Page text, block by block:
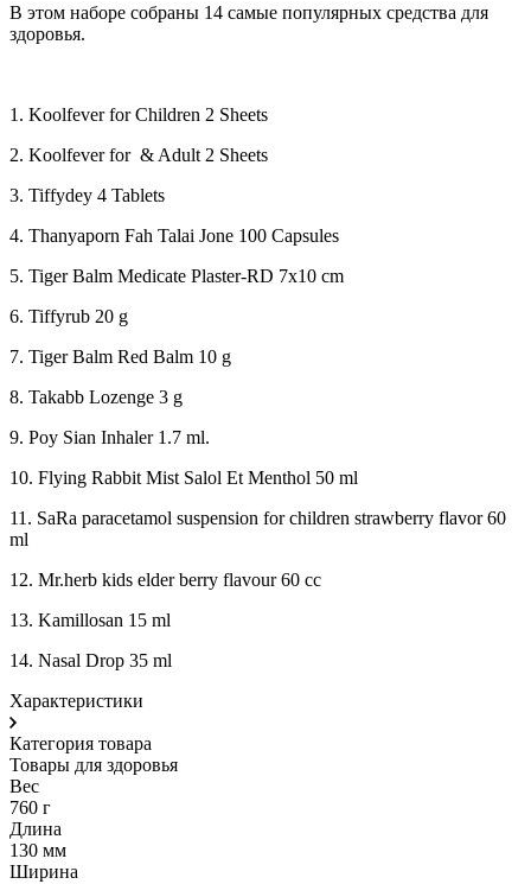
В этом наборе собраны 14 самые популярных средства для
здоровья.
1. Koolfever for Children 2 Sheets
2. Koolfever for & Adult 2 Sheets
3. Tiffydey 4 Tablets
4. Thanyaporn Fah Talai Jone 100 Capsules
5. Tiger Balm Medicate Plaster-RD 7x10 cm
6. Tiffyrub 20 g
7. Tiger Balm Red Balm 10 g
8. Takabb Lozenge 3 g
9. Poy Sian Inhaler 1.7 ml.
10. Flying Rabbit Mist Salol Et Menthol 50 ml
11. SaRa paracetamol suspension for children strawberry flavor 60
ml
12. Mr.herb kids elder berry flavour 60 cc
13. Kamillosan 15 ml
14. Nasal Drop 35 ml
Характеристики
Категория товара
Товары для здоровья
Вес
760 г
Длина
130 мм
Ширина